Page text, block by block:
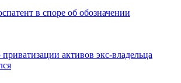
в споре об обозначении
активов экс-владельца